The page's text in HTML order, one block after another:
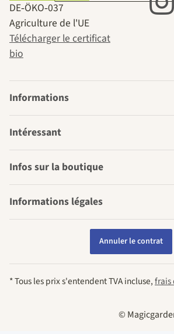
DE‑ÖKO‑037
Agriculture de l'UE
Télécharger le certificat
bio
Informations
Intéressant
Infos sur la boutique
Informations légales
Annuler le contrat
* Tous les prix s'entendent TVA incluse,frais
©